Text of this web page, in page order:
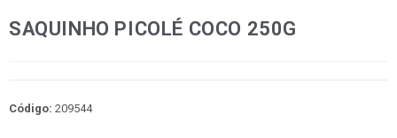
SAQUINHO PICOLÉ COCO 250G
Código: 209544